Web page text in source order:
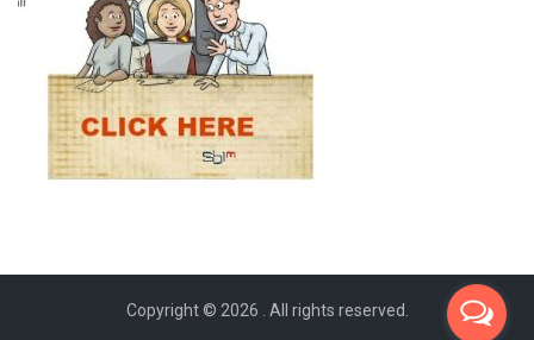
Copyright © 2026
. All rights reserved.